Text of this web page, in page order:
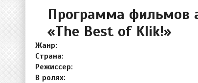
Программа фильмов
«The Best of Klik!»
Жанр:
Страна:
Режиссер:
В ролях: